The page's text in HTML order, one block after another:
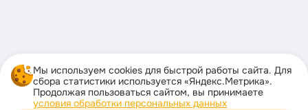
Мы используем cookies для быстрой работы сайта. Для
сбора статистики используется «Яндекс.Метрика».
Продолжая пользоваться сайтом, вы принимаете
условия обработки персональных данных